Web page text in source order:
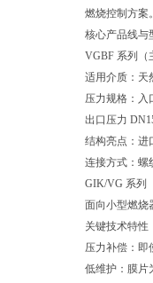
燃烧控制方案。
核心产品线与
VGBF 系列（
适用介质：天
压力规格：入
出口压力
结构亮点：进
连接方式：螺
GIK/VG 系列
面向小型燃烧
关键技术特性
压力补偿：即
低维护：膜片